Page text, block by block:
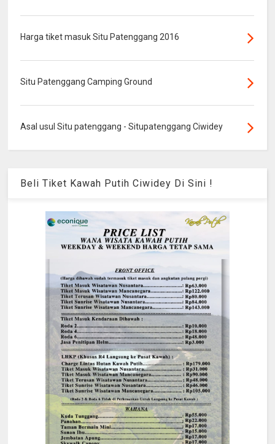
Harga tiket masuk Situ Patenggang 2016
Situ Patenggang Camping Ground
Asal usul Situ patenggang - Situpatenggang Ciwidey
Beli Tiket Kawah Putih Ciwidey Di Sini !